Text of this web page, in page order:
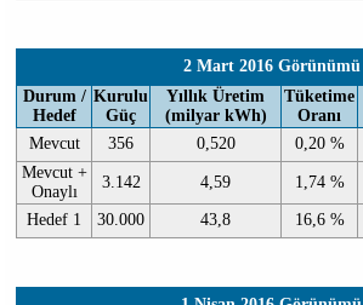
2 Mart 2016 Görünümü
Durum /
Hedef
Kurulu
Güç
Yıllık Üretim
(milyar kWh)
Tüketime
Oranı
Mevcut
356 0,520 0,20 %
Mevcut +
Onaylı
3.142 4,59 1,74 %
Hedef 1 30.000 43,8 16,6 %